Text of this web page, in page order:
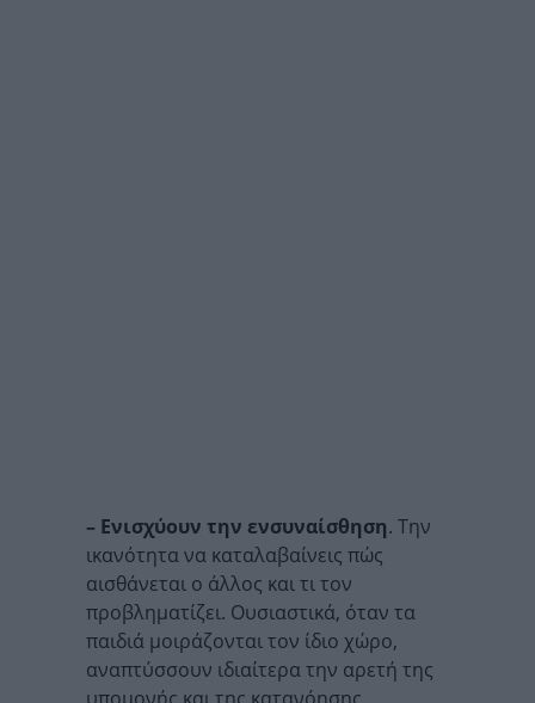
– Ενισχύουν την ενσυναίσθηση. Την
ικανότητα να καταλαβαίνεις πώς
αισθάνεται ο άλλος και τι τον
προβληματίζει. Ουσιαστικά, όταν τα
παιδιά μοιράζονται τον ίδιο χώρο,
αναπτύσσουν ιδιαίτερα την αρετή της